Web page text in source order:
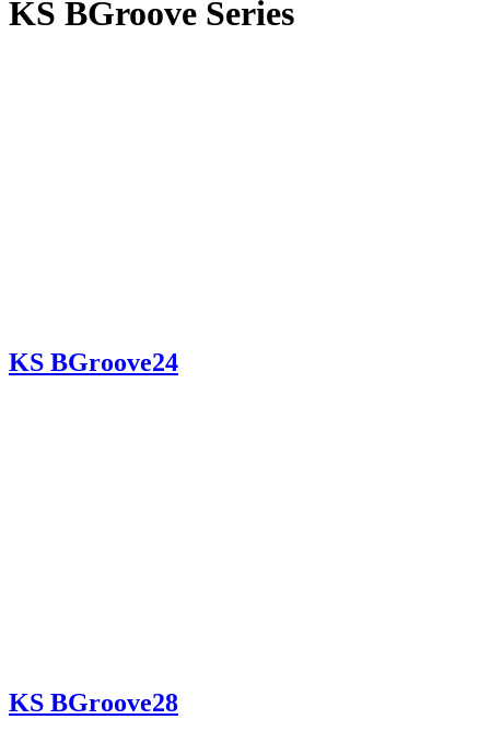
KS BGroove Series
KS BGroove24
KS BGroove28